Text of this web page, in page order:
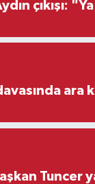
çıkışı:
ara
Tuncer